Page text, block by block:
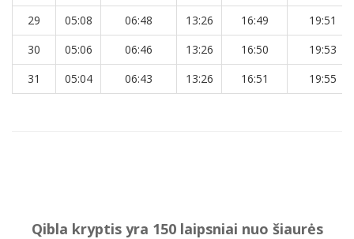
29
05:08 06:48 13:26 16:49
19:51
30
05:06 06:46 13:26 16:50
19:53
31
05:04 06:43 13:26 16:51 19:55
Qibla kryptis yra 150 laipsniai nuo šiaurės